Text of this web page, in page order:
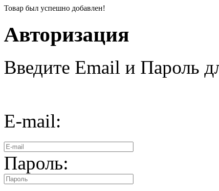
Товар был успешно добавлен!
Авторизация
Введите Email и Пароль
E-mail:
Пароль: